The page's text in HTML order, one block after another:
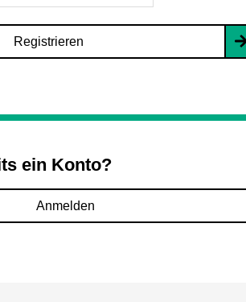
Registrieren
ein Konto?
Anmelden